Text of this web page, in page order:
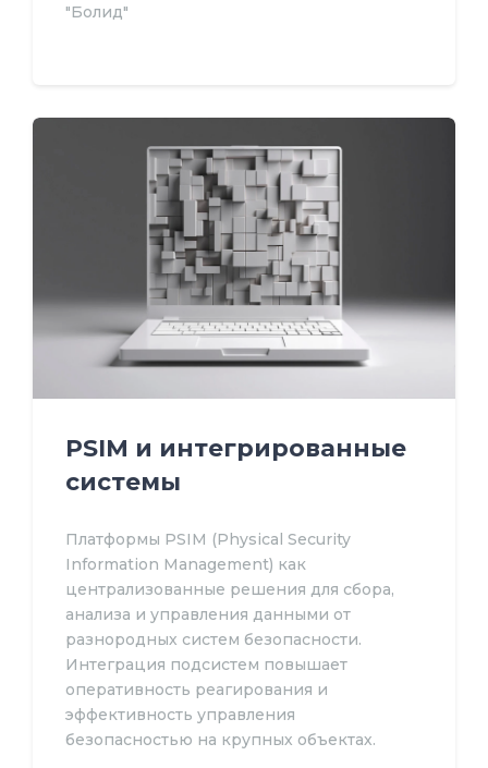
"Болид"
PSIM и интегрированные
системы
Платформы PSIM (Physical Security
Information Management) как
централизованные решения для сбора,
анализа и управления данными от
разнородных систем безопасности.
Интеграция подсистем повышает
оперативность реагирования и
эффективность управления
безопасностью на крупных объектах.